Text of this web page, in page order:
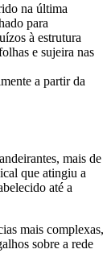
na última
para
à estrutura
e sujeira nas
a partir da
mais de
que atingiu a
até a
mais complexas,
sobre a rede